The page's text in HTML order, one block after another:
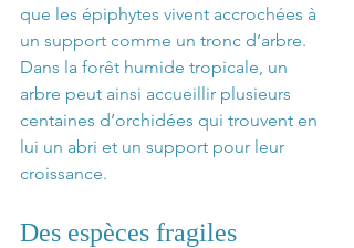
que les épiphytes vivent accrochées à
un support comme un tronc d’arbre.
Dans la forêt humide tropicale, un
arbre peut ainsi accueillir plusieurs
centaines d’orchidées qui trouvent en
lui un abri et un support pour leur
croissance.
Des espèces fragiles